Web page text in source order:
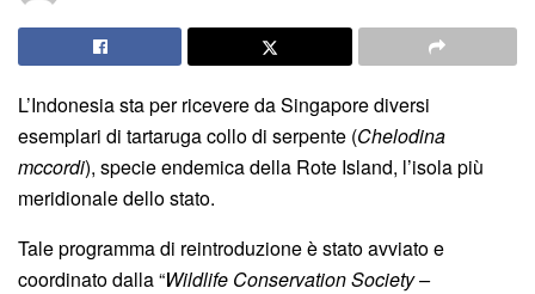
L’Indonesia sta per ricevere da Singapore diversi
esemplari di tartaruga collo di serpente (Chelodina
mccordi), specie endemica della Rote Island, l’isola più
meridionale dello stato.
Tale programma di reintroduzione è stato avviato e
coordinato dalla “Wildlife Conservation Society –